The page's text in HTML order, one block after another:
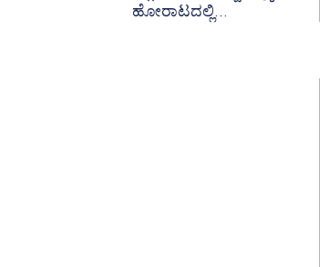
ಹೋರಾಟದಲ್ಲಿ...